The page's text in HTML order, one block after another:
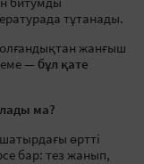
битумды
тұтанады.
жанғыш
— бұл қате
ма?
өртті
бар: тез жанып,